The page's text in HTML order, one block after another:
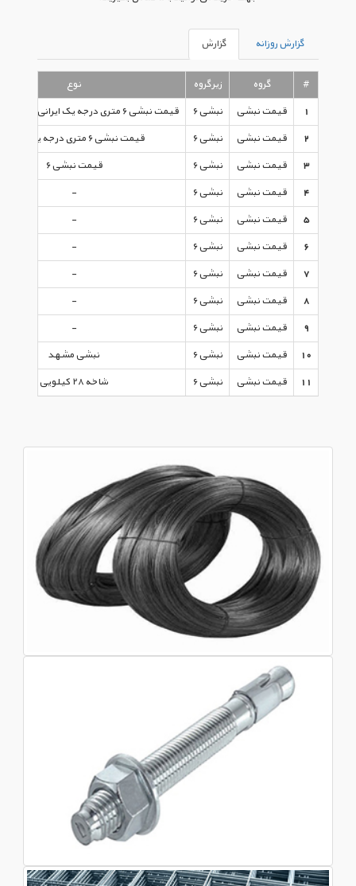
گزارش روزانه گزارش
# گروه زیرگروه
نوع
1
قیمت نبشی نبشی ۶
قیمت نبشی ۶ متری درجه یک ایرانی( کارخانه شکفته)
2
قیمت نبشی نبشی ۶
قیمت نبشی ۶ متری درجه یک ایرانی
3
قیمت نبشی نبشی ۶
قیمت نبشی ۶
4
قیمت نبشی نبشی ۶
-
5
قیمت نبشی نبشی ۶
-
6
قیمت نبشی نبشی ۶
-
7
قیمت نبشی نبشی ۶
-
8
قیمت نبشی نبشی ۶
-
9
قیمت نبشی نبشی ۶
-
10
قیمت نبشی نبشی ۶
نبشی مشهد
11
قیمت نبشی نبشی ۶ شاخه ۲۸ کیلویی